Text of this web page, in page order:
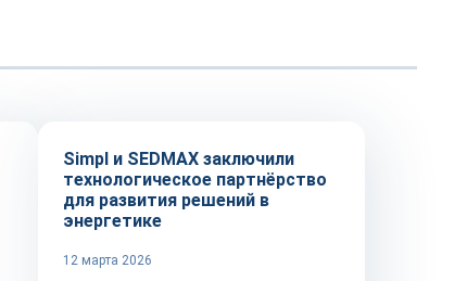
Simpl и SEDMAX заключили
технологическое партнёрство
для развития решений в
энергетике
12 марта 2026